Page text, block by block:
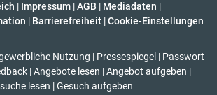
| Impressum |AGB | Mediadaten |
| Barrierefreiheit | Cookie-Einstellungen
Nutzung | Pressespiegel | Passwort
| Angebote lesen | Angebot aufgeben |
lesen | Gesuch aufgeben